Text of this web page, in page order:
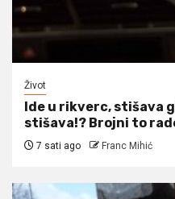
Život
Ide u rikverc, stišava
stišava!? Brojni to
7 sati ago Franc Mihić